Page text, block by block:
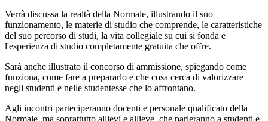
Verrà discussa la realtà della Normale, illustrando il suo
funzionamento, le materie di studio che comprende, le caratteristiche
del suo percorso di studi, la vita collegiale su cui si fonda e
l'esperienza di studio completamente gratuita che offre.
Sarà anche illustrato il concorso di ammissione, spiegando come
funziona, come fare a prepararlo e che cosa cerca di valorizzare
negli studenti e nelle studentesse che lo affrontano.
Agli incontri parteciperanno docenti e personale qualificato della